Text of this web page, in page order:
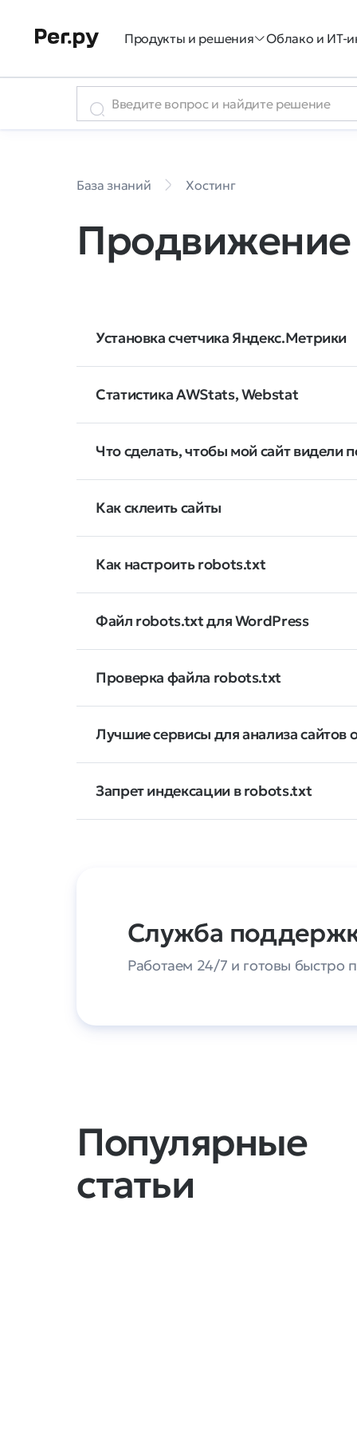
Продукты и решения Облако и ИТ-
База знаний Хостинг
Продвижение
Установка счетчика Яндекс.Метрики
Статистика AWStats, Webstat
Что сделать, чтобы мой сайт видели
Как склеить сайты
Как настроить robots.txt
Файл robots.txt для WordPress
Проверка файла robots.txt
Лучшие сервисы для анализа сайтов
Запрет индексации в robots.txt
Служба
Работаем 24/7 и готовы
Популярные
статьи